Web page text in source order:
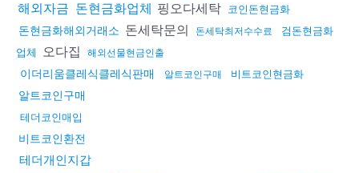
해외자금 돈현금화업체 핑오다세탁 코인돈현금화
돈현금화해외거래소 돈세탁문의 돈세탁최저수수료
검돈현금화
업체
오다집 해외선물현금인출
이더리움클레식클레식판매 알트코인구매 비트코인현금화
알트코인구매
테더코인매입
비트코인환전
테더개인지갑